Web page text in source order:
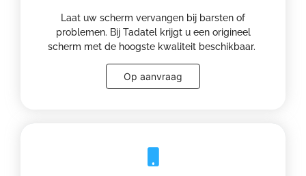
Laat uw scherm vervangen bij barsten of
problemen. Bij Tadatel krijgt u een origineel
scherm met de hoogste kwaliteit beschikbaar.
Op aanvraag